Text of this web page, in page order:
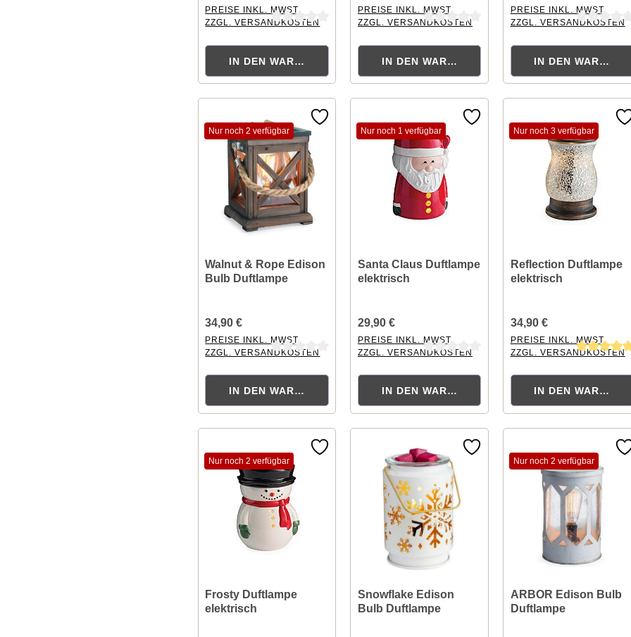
PREISE INKL. MWST.
ZZGL. VERSANDKOSTEN
IN DEN WARENKORB
PREISE INKL. MWST.
ZZGL. VERSANDKOSTEN
IN DEN WARENKORB
PREISE INKL. MWST.
ZZGL. VERSANDKOSTEN
IN DEN
Nur noch 2 verfügbar
Walnut & Rope Edison
Bulb Duftlampe
34,90 €
PREISE INKL. MWST.
ZZGL. VERSANDKOSTEN
IN DEN WARENKORB
Nur noch 1 verfügbar
Santa Claus Duftlampe
elektrisch
29,90 €
PREISE INKL. MWST.
ZZGL. VERSANDKOSTEN
IN DEN WARENKORB
Nur noch 3 verfügbar
Reflection Duftlampe
elektrisch
34,90 €
PREISE INKL. MWST.
ZZGL. VERSANDKOSTEN
IN DEN
Nur noch 2 verfügbar
Frosty Duftlampe
elektrisch
Snowflake Edison
Bulb Duftlampe
Nur noch 2 verfügbar
ARBOR Edison Bulb
Duftlampe